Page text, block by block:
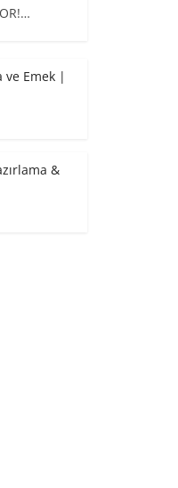
ve Emek |
&